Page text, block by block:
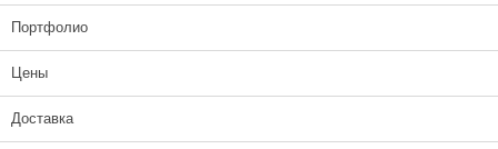
Портфолио
Цены
Доставка